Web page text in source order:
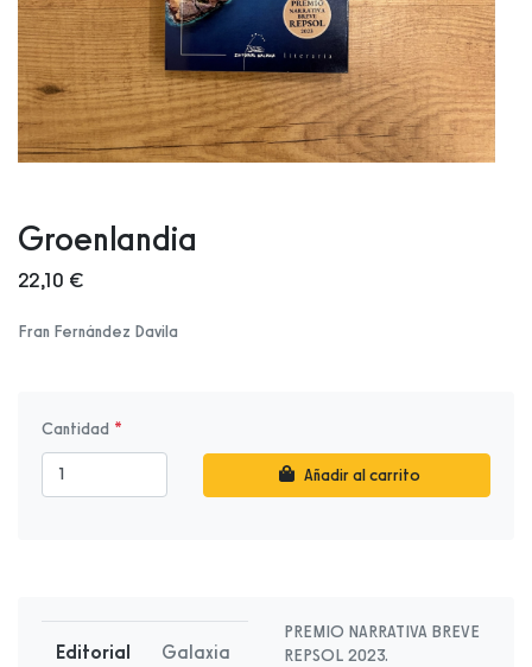
Groenlandia
22,10 €
Fran Fernández Davila
Cantidad
Añadir al carrito
Editorial Galaxia
PREMIO NARRATIVA BREVE
REPSOL 2023.